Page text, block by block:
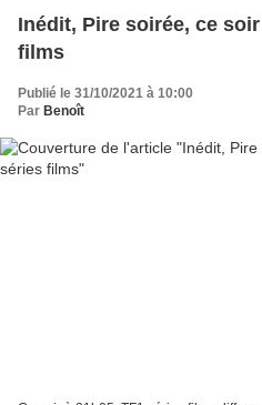
Inédit, Pire soirée, ce
films
Publié le 31/10/2021 à 10:00
Par Benoît